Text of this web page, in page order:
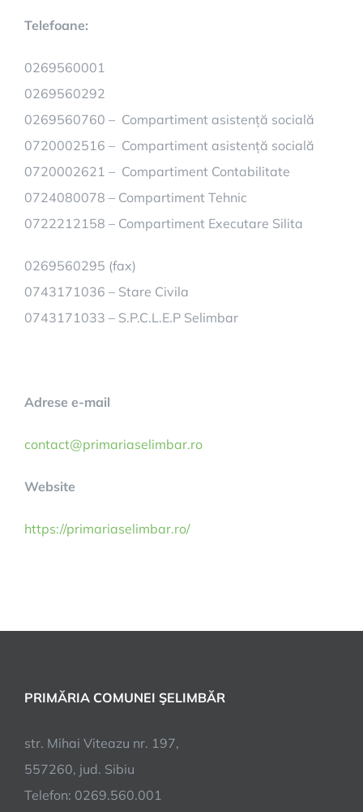
Telefoane:
0269560001
0269560292
0269560760 – Compartiment asistență socială
0720002516 – Compartiment asistență socială
0720002621 – Compartiment Contabilitate
0724080078 – Compartiment Tehnic
0722212158 – Compartiment Executare Silita
0269560295 (fax)
0743171036 – Stare Civila
0743171033 – S.P.C.L.E.P Selimbar
Adrese e-mail
contact@primariaselimbar.ro
Website
https://primariaselimbar.ro/
PRIMĂRIA COMUNEI ŞELIMBĂR
str. Mihai Viteazu nr. 197,
557260, jud. Sibiu
Telefon: 0269.560.001